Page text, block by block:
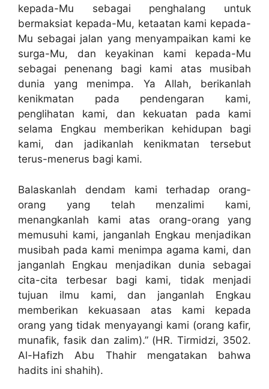
kepada-Mu sebagai penghalang untuk
bermaksiat kepada-Mu, ketaatan kami kepada-
Mu sebagai jalan yang menyampaikan kami ke
surga-Mu, dan keyakinan kami kepada-Mu
sebagai penenang bagi kami atas musibah
dunia yang menimpa. Ya Allah, berikanlah
kenikmatan pada pendengaran kami,
penglihatan kami, dan kekuatan pada kami
selama Engkau memberikan kehidupan bagi
kami, dan jadikanlah kenikmatan tersebut
terus-menerus bagi kami.
Balaskanlah dendam kami terhadap orang-
orang yang telah menzalimi kami,
menangkanlah kami atas orang-orang yang
memusuhi kami, janganlah Engkau menjadikan
musibah pada kami menimpa agama kami, dan
janganlah Engkau menjadikan dunia sebagai
cita-cita terbesar bagi kami, tidak menjadi
tujuan ilmu kami, dan janganlah Engkau
memberikan kekuasaan atas kami kepada
orang yang tidak menyayangi kami (orang kafir,
munafik, fasik dan zalim).” (HR. Tirmidzi, 3502.
Al-Hafizh Abu Thahir mengatakan bahwa
hadits ini shahih).